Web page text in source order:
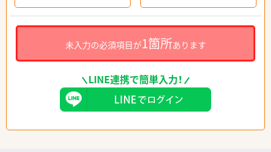
未入力の必須項目が1箇所あります
LINE連携で簡単入力！